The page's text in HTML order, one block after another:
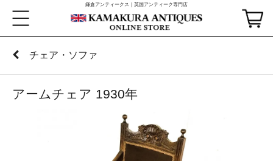
鎌倉アンティークス｜英国アンティーク専門店
チェア・ソファ
アームチェア 1930年